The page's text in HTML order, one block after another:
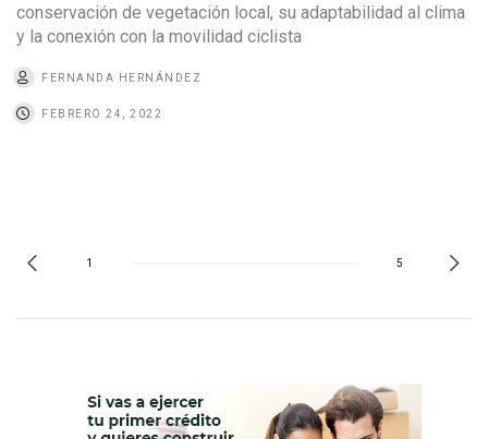
conservación de vegetación local, su adaptabilidad al clima
y la conexión con la movilidad ciclista
FERNANDA HERNÁNDEZ
FEBRERO 24, 2022
1 5